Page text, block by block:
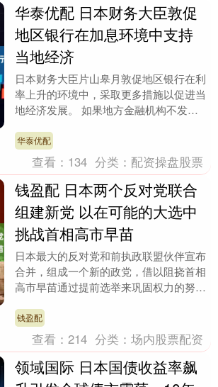
华泰优配 日本财务大臣敦促
地区银行在加息环境中支持
当地经济
日本财务大臣片山皋月敦促地区银行在利
率上升的环境中，采取更多措施以促进当
地经济发展。 如果地方金融机构不发放
未来，”片山皋月....
华泰优配
查看： 134 分类： 配资操盘股票
钱盈配 日本两个反对党联合
组建新党 以在可能的大选中
挑战首相高市早苗
日本最大的反对党和前执政联盟伙伴宣布
合并，组成一个新的政党，借以阻挠首相
高市早苗通过提前选举来巩固权力的努
夫，新党派“中道改革....
钱盈配
查看：214 分类：场内股票配资
领域国际 日本国债收益率飙